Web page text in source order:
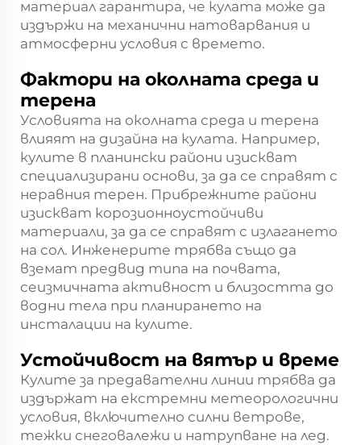
материал гарантира, че кулата може да
издържи на механични натоварвания и
атмосферни условия с времето.
Фактори на околната среда и
терена
Условията на околната среда и терена
влияят на дизайна на кулата. Например,
кулите в планински райони изискват
специализирани основи, за да се справят с
неравния терен. Прибрежните райони
изискват корозионноустойчиви
материали, за да се справят с излагането
на сол. Инженерите трябва също да
вземат предвид типа на почвата,
сеизмичната активност и близостта до
водни тела при планирането на
инсталации на кулите.
Устойчивост на вятър и време
Кулите за предавателни линии трябва да
издържат на екстремни метеорологични
условия, включително силни ветрове,
тежки снеговалежи и натрупване на лед.